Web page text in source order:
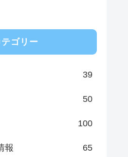
テゴリー
39
50
100
報 65